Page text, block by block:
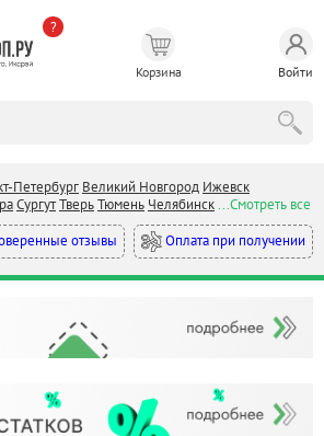
?
Корзина Войти
Петербург Великий Новгород Ижевск
СургутТверьТюмень Челябинск...Смотреть все
отзывы
Оплата при получении